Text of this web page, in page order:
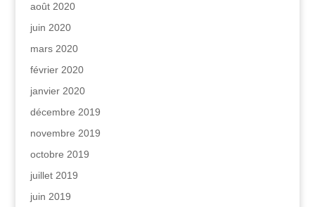
août 2020
juin 2020
mars 2020
février 2020
janvier 2020
décembre 2019
novembre 2019
octobre 2019
juillet 2019
juin 2019